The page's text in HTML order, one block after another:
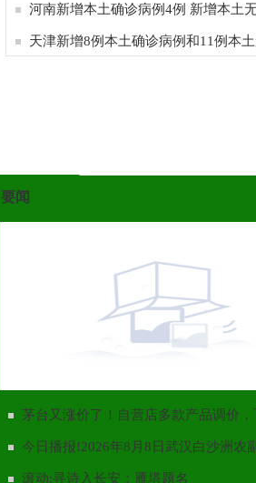
河南新增本土确诊病例4例 新增本土
天津新增8例本土确诊病例和11例本
要闻
滚动:寻诗入长安：雁塔题名